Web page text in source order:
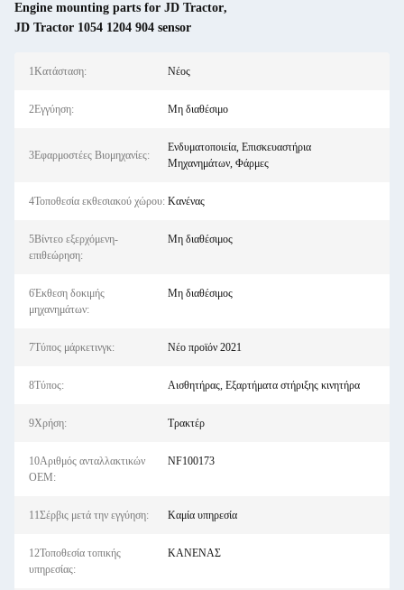
Engine mounting parts for JD Tractor,
JD Tractor 1054 1204 904 sensor
1Κατάσταση: Νέος
2Εγγύηση: Μη διαθέσιμο
3Εφαρμοστέες Βιομηχανίες:
Ενδυματοποιεία, Επισκευαστήρια
Μηχανημάτων, Φάρμες
4Τοποθεσία εκθεσιακού χώρου: Κανένας
5Βίντεο εξερχόμενη-
επιθεώρηση:
Μη διαθέσιμος
6Έκθεση δοκιμής
μηχανημάτων:
Μη διαθέσιμος
7Τύπος μάρκετινγκ: Νέο προϊόν 2021
8Τύπος: Αισθητήρας, Εξαρτήματα στήριξης κινητήρα
9Χρήση: Τρακτέρ
10Αριθμός ανταλλακτικών
OEM:
NF100173
11Σέρβις μετά την εγγύηση: Καμία υπηρεσία
12Τοποθεσία τοπικής
υπηρεσίας:
ΚΑΝΕΝΑΣ